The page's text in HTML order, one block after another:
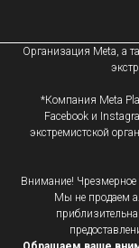
Организация Meta, а
*Компания Meta
Facebook и
экстремистской
Внимание! Чрезмерное
Мы не продаем